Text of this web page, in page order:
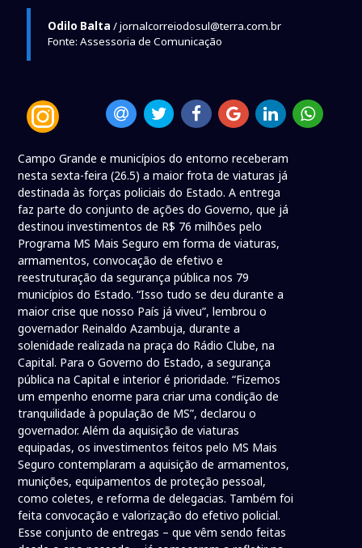
Odilo Balta / jornalcorreiodosul@terra.com.br
Fonte: Assessoria de Comunicação
Campo Grande e municípios do entorno receberam
nesta sexta-feira (26.5) a maior frota de viaturas já
destinada às forças policiais do Estado. A entrega
faz parte do conjunto de ações do Governo, que já
destinou investimentos de R$ 76 milhões pelo
Programa MS Mais Seguro em forma de viaturas,
armamentos, convocação de efetivo e
reestruturação da segurança pública nos 79
municípios do Estado. “Isso tudo se deu durante a
maior crise que nosso País já viveu”, lembrou o
governador Reinaldo Azambuja, durante a
solenidade realizada na praça do Rádio Clube, na
Capital. Para o Governo do Estado, a segurança
pública na Capital e interior é prioridade. “Fizemos
um empenho enorme para criar uma condição de
tranquilidade à população de MS”, declarou o
governador. Além da aquisição de viaturas
equipadas, os investimentos feitos pelo MS Mais
Seguro contemplaram a aquisição de armamentos,
munições, equipamentos de proteção pessoal,
como coletes, e reforma de delegacias. Também foi
feita convocação e valorização do efetivo policial.
Esse conjunto de entregas – que vêm sendo feitas